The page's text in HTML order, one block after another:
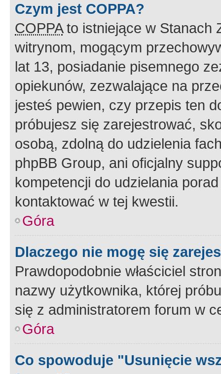
Czym jest COPPA?
COPPAto istniejące w Stanach
witrynom, mogącym
lat 13, posiadanie pisemnego
opiekunów, zezwalające na
jesteś pewien, czy przepis ten
próbujesz się zarejestrować,
osobą, zdolną do udzielenia
phpBB Group, ani oficjalny
kompetencji do udzielania
kontaktować w tej kwestii.
Góra
Dlaczego nie mogę się
Prawdopodobnie właściciel
nazwy użytkownika, której
się z administratorem forum w
Góra
Co spowoduje "Usunięcie